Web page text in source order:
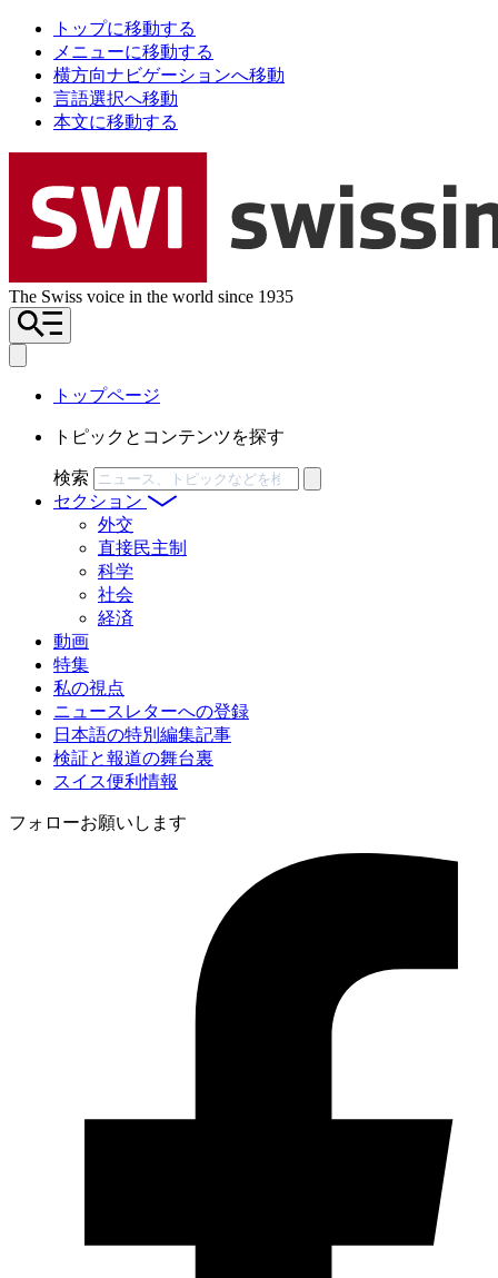
トップに移動する
メニューに移動する
横方向ナビゲーションへ移動
言語選択へ移動
本文に移動する
The Swiss voice in the world since 1935
トップページ
トピックとコンテンツを探す
検索
セクション
外交
直接民主制
科学
社会
経済
動画
特集
私の視点
ニュースレターへの登録
日本語の特別編集記事
検証と報道の舞台裏
スイス便利情報
フォローお願いします